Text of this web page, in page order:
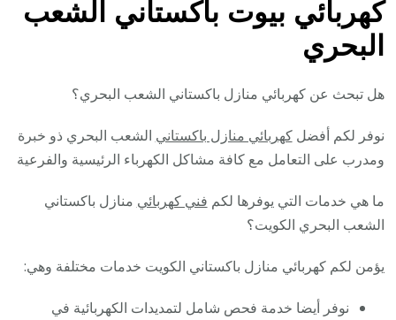
كهربائي بيوت باكستاني الشعب
البحري
هل تبحث عن كهربائي منازل باكستاني الشعب البحري؟
نوفر لكم أفضلكهربائي منازل باكستاني الشعب البحري ذو خبرة
ومدرب على التعامل مع كافة مشاكل الكهرباء الرئيسية والفرعية
ما هي خدمات التي يوفرها لكم فني كهربائي منازل باكستاني
الشعب البحري الكويت؟
يؤمن لكم كهربائي منازل باكستاني الكويت خدمات مختلفة وهي:
نوفر أيضا خدمة فحص شامل لتمديدات الكهربائية في